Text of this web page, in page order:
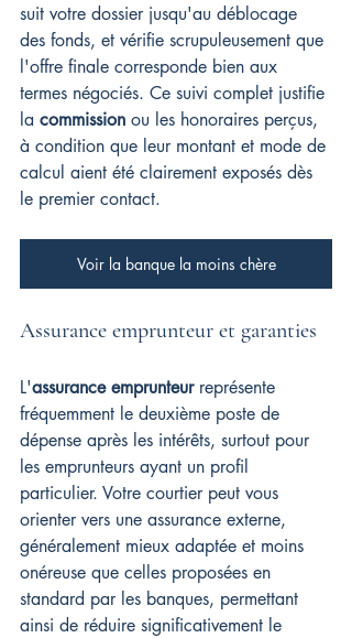
suit votre dossier jusqu'au déblocage
des fonds, et vérifie scrupuleusement que
l'offre finale corresponde bien aux
termes négociés. Ce suivi complet justifie
la commission ou les honoraires perçus,
à condition que leur montant et mode de
calcul aient été clairement exposés dès
le premier contact.
Voir la banque la moins chère
Assurance emprunteur et garanties
L'assurance emprunteur représente
fréquemment le deuxième poste de
dépense après les intérêts, surtout pour
les emprunteurs ayant un profil
particulier. Votre courtier peut vous
orienter vers une assurance externe,
généralement mieux adaptée et moins
onéreuse que celles proposées en
standard par les banques, permettant
ainsi de réduire significativement le